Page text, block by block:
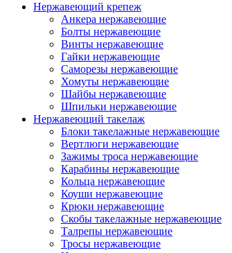
Нержавеющий крепеж
Анкера нержавеющие
Болты нержавеющие
Винты нержавеющие
Гайки нержавеющие
Саморезы нержавеющие
Хомуты нержавеющие
Шайбы нержавеющие
Шпильки нержавеющие
Нержавеющий такелаж
Блоки такелажные нержавеющие
Вертлюги нержавеющие
Зажимы троса нержавеющие
Карабины нержавеющие
Кольца нержавеющие
Коуши нержавеющие
Крюки нержавеющие
Скобы такелажные нержавеющие
Талрепы нержавеющие
Тросы нержавеющие